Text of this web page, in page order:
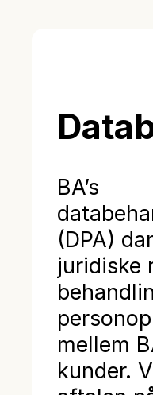
BA’s
(DPA)
juridiske
mellem
kunder.